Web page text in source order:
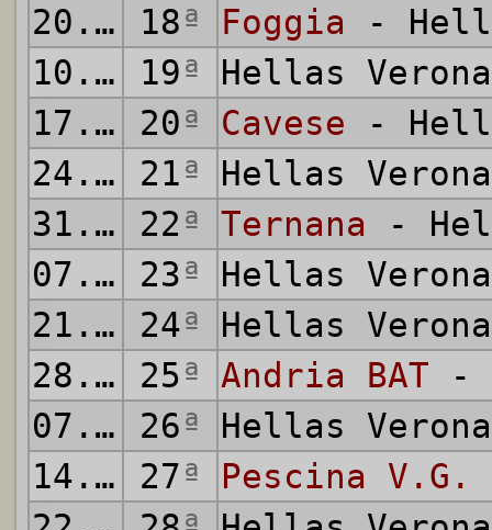
20.12.2009
18ª Foggia -
10.01.2010
19ª
Hellas
17.01.2010
20ª Cavese -
24.01.2010
21ª
Hellas
31.01.2010
22ª Ternana -
07.02.2010
23ª
Hellas
21.02.2010
24ª
Hellas
28.02.2010
25ª Andria BAT -
07.03.2010
26ª
Hellas
14.03.2010
27ª Pescina V.G.